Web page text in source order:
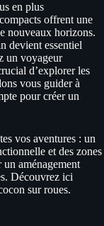
en plus
offrent une
nouveaux horizons.
devient essentiel
un voyageur
d’explorer les
vous guider à
pour créer un
vos aventures : un
et des zones
aménagement
Découvrez ici
sur roues.